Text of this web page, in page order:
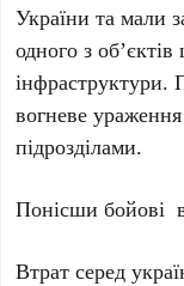
України та мали
одного з
інфраструктури.
вогневе
підрозділами.
Понісши бойові
Втрат серед